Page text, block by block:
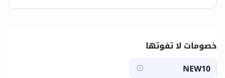
خصومات لا تفوتها
NEW10